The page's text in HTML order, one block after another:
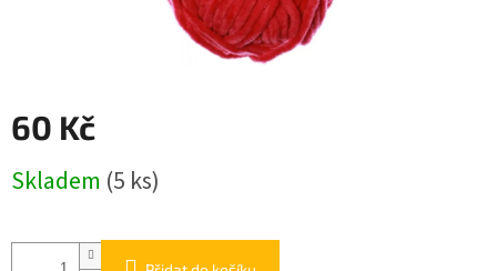
60 Kč
cena:
Skladem (5 ks)